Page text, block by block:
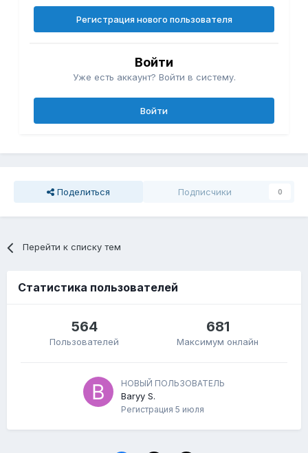
Регистрация нового пользователя
Войти
Уже есть аккаунт? Войти в систему.
Войти
Поделиться Подписчики 0
Перейти к списку тем
Статистика пользователей
564
Пользователей
681
Максимум онлайн
НОВЫЙ ПОЛЬЗОВАТЕЛЬ
Baryy S.
Регистрация 5 июля